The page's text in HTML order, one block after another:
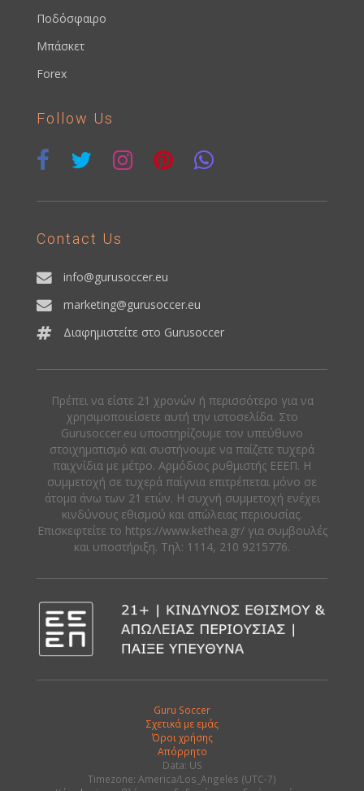
Ποδόσφαιρο
Μπάσκετ
Forex
Follow Us
Contact Us
info@gurusoccer.eu
marketing@gurusoccer.eu
Διαφημιστείτε στο Gurusoccer
Πρέπει να είστε 21 χρονών ή περισσότερο για να
χρησιμοποιείσετε αυτή την ιστοσελίδα. Στο
Gurusoccer.eu υποστηρίζουμε τον υπεύθυνο
στοιχηματισμό και συστήνουμε να παίζετε τυχερά
παιχνίδια με μέτρο. Αρμόδιος ρυθμιστής ΕΕΕΠ. Η
συμμετοχή σε τυχερά παίγνια επιτρέπεται μόνο σε
άτομα άνω των 21 ετών. Η συχνή συμμετοχή ενέχει
κινδύνους εθισμού και απώλειας περιουσίας.
Eπισκεφτείτε το https://www.kethea.gr/ για συμβουλές
και υποστήριξη. Tηλ: 1114, 210 9215776.
Guru Soccer
Σχετικά με εμάς
Όροι χρήσης
Απόρρητο
Data: US
Timezone: America/Los_Angeles (UTC-7)